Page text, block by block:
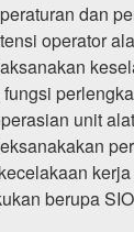
dan
operator
unit
kerja
berupa